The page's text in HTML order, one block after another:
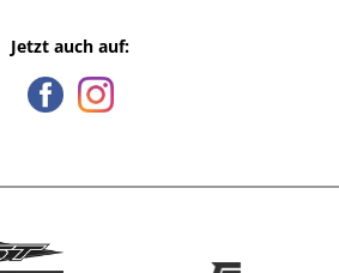
Jetzt auch auf: